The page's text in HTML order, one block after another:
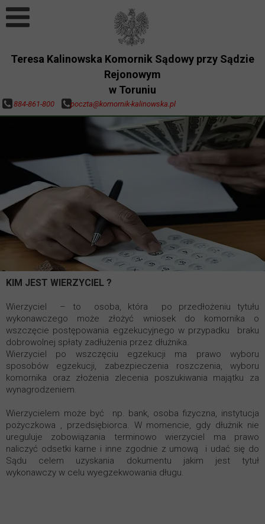
884-861-800poczta@komornik-kalinowska.pl
Teresa Kalinowska Komornik Sądowy przy Sądzie
Rejonowym
w Toruniu
KIM JEST WIERZYCIEL ?
Wierzyciel – to osoba, która po przedłożeniu tytułu
wykonawczego może złożyć wniosek do komornika o
wszczęcie postępowania egzekucyjnego w przypadku braku
dobrowolnej spłaty zadłużenia przez dłużnika.
Wierzyciel po wszczęciu egzekucji ma prawo wyboru
sposobów egzekucji, zabezpieczenia roszczenia, wyboru
komornika oraz złożenia zlecenia poszukiwania majątku za
wynagrodzeniem.
Wierzycielem może być np. bank, osoba fizyczna, instytucja
pożyczkowa , przedsiębiorca. W momencie, gdy dłużnik nie
ureguluje zobowiązania terminowo wierzyciel ma prawo
naliczyć odsetki karne i inne zgodnie z umową i udać się do
Sądu celem uzyskania dokumentu jakim jest tytuł
wykonawczy w celu wyegzekwowania długu.